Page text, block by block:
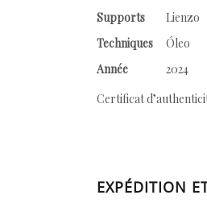
Supports
Lienzo
Techniques
Óleo
Année
2024
Certificat
EXPÉDITION